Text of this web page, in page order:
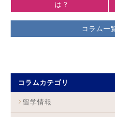
は？
コラム一
コラムカテゴリ
留学情報